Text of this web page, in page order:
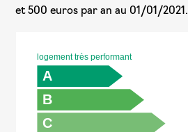
et 500 euros par an au 01/01/2021.
logement très performant
A
B
C